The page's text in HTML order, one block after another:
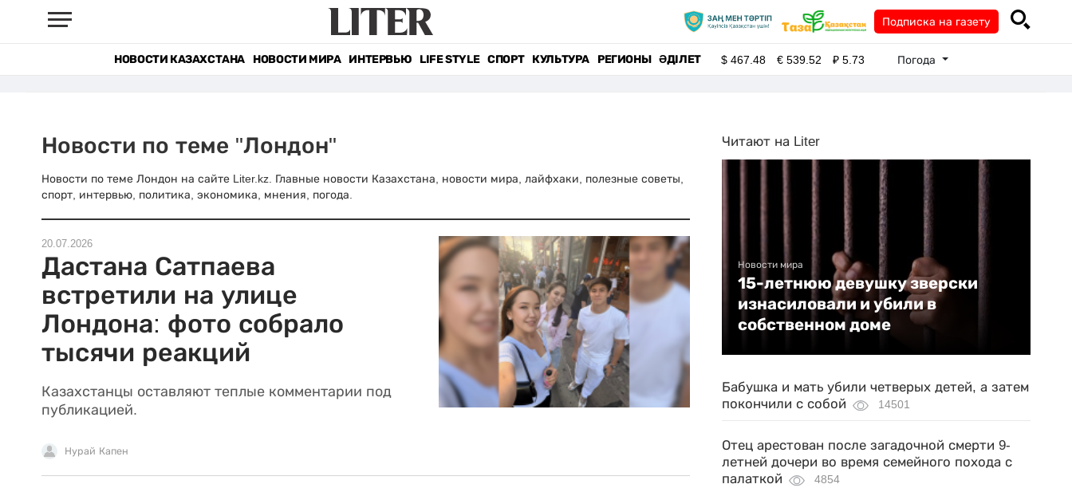
Подписка на газету
НОВОСТИ КАЗАХСТАНА НОВОСТИ МИРА ИНТЕРВЬЮ LIFE STYLE СПОРТ КУЛЬТУРА РЕГИОНЫ ӘДІЛЕТ $467.48 €539.52 ₽5.73 Погода
Новости по теме "Лондон"
Новости по теме Лондон на сайте Liter.kz. Главные новости Казахстана, новости мира, лайфхаки, полезные советы,
спорт, интервью, политика, экономика, мнения, погода.
20.07.2026
Дастана Сатпаева
встретили на улице
Лондона: фото собрало
тысячи реакций
Казахстанцы оставляют теплые комментарии под
публикацией.
Нурай Капен
Читают на Liter
Новости мира
15-летнюю девушку зверски
изнасиловали и убили в
собственном доме
Бабушка и мать убили четверых детей, а затем
покончили с собой
14501
Отец арестован после загадочной смерти 9-
летней дочери во время семейного похода с
палаткой
4854